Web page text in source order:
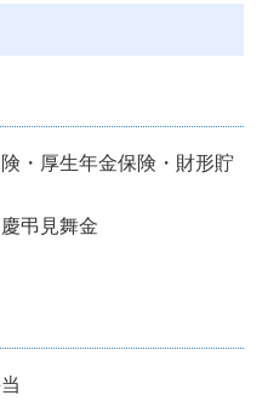
・厚生年金保険・財形貯
弔見舞金